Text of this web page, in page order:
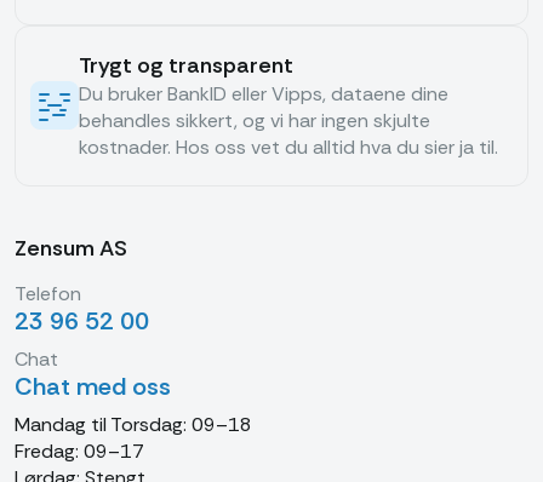
Trygt og transparent
Du bruker BankID eller Vipps, dataene dine
behandles sikkert, og vi har ingen skjulte
kostnader. Hos oss vet du alltid hva du sier ja til.
Zensum AS
Telefon
23 96 52 00
Chat
Chat med oss
Mandag til Torsdag: 09–18
Fredag: 09–17